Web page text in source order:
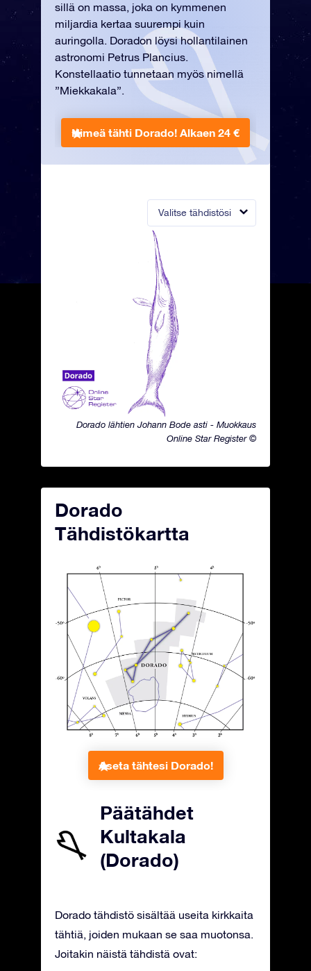
Valitse tähdistösi
Dorado lähtien Johann Bode asti - Muokkaus
Online Star Register ©
sillä on massa, joka on kymmenen
miljardia kertaa suurempi kuin
auringolla. Doradon löysi hollantilainen
astronomi Petrus Plancius.
Konstellaatio tunnetaan myös nimellä
”Miekkakala”.
Nimeä tähti Dorado! Alkaen 24 €
Dorado
Tähdistökartta
Aseta tähtesi Dorado!
Päätähdet
Kultakala
(Dorado)
Dorado tähdistö sisältää useita kirkkaita
tähtiä, joiden mukaan se saa muotonsa.
Joitakin näistä tähdistä ovat: